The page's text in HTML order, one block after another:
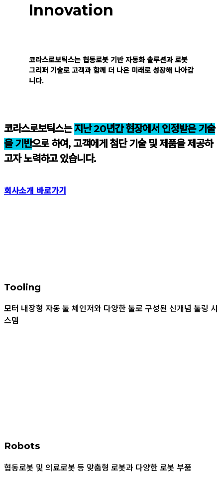
Innovation
코라스로보틱스는 협동로봇 기반 자동화 솔루션과 로봇
그리퍼 기술로 고객과 함께 더 나은 미래로 성장해 나아갑
니다.
코라스로보틱스는지난 20년간 현장에서 인정받은 기술
을 기반으로 하여, 고객에게 첨단 기술 및 제품을 제공하
고자 노력하고 있습니다.
회사소개 바로가기
Tooling
모터 내장형 자동 툴 체인저와 다양한 툴로 구성된 신개념 툴링 시
스템
Robots
협동로봇 및 의료로봇 등 맞춤형 로봇과 다양한 로봇 부품